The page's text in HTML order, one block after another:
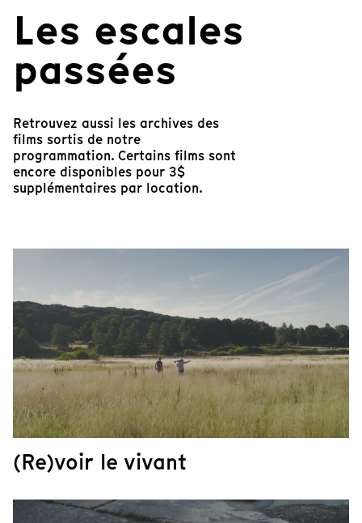
Les escales
passées
Retrouvez aussi les archives des
films sortis de notre
programmation. Certains films sont
encore disponibles pour 3$
supplémentaires par location.
(Re)voir le vivant